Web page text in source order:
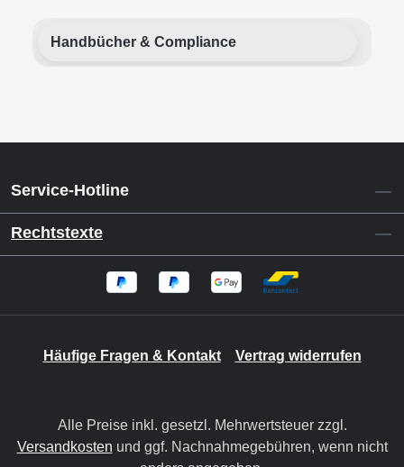
Handbücher & Compliance
Service-Hotline
Rechtstexte
Häufige Fragen & Kontakt Vertrag widerrufen
Alle Preise inkl. gesetzl. Mehrwertsteuer zzgl.
Versandkosten und ggf. Nachnahmegebühren, wenn nicht